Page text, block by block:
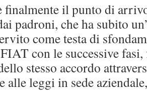
finalmente il punto di
padroni, che ha subito
come testa di
con le successive
stesso accordo
alle leggi in sede